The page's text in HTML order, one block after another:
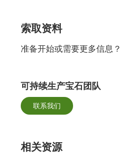
索取资料
准备开始或需要更多信息？
可持续生产宝石团队
联系我们
相关资源